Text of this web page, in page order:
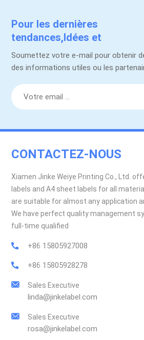
Pour les dernières
tendances,Idées et
promotions.
Soumettez votre e-mail pour obtenir
des informations utiles ou les
CONTACTEZ-NOUS
Xiamen Jinke Weiye Printing Co., Ltd.
labels and A4 sheet labels for all
are suitable for almost any application
We have perfect quality management
full-time qualified
+86 15805927008
+86 15805928278
Sales Executive
linda@jinkelabel.com
Sales Executive
rosa@jinkelabel.com